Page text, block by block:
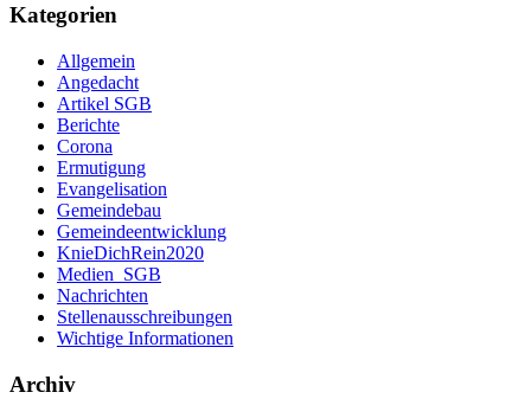
Kategorien
Allgemein
Angedacht
Artikel SGB
Berichte
Corona
Ermutigung
Evangelisation
Gemeindebau
Gemeindeentwicklung
KnieDichRein2020
Medien_SGB
Nachrichten
Stellenausschreibungen
Wichtige Informationen
Archiv